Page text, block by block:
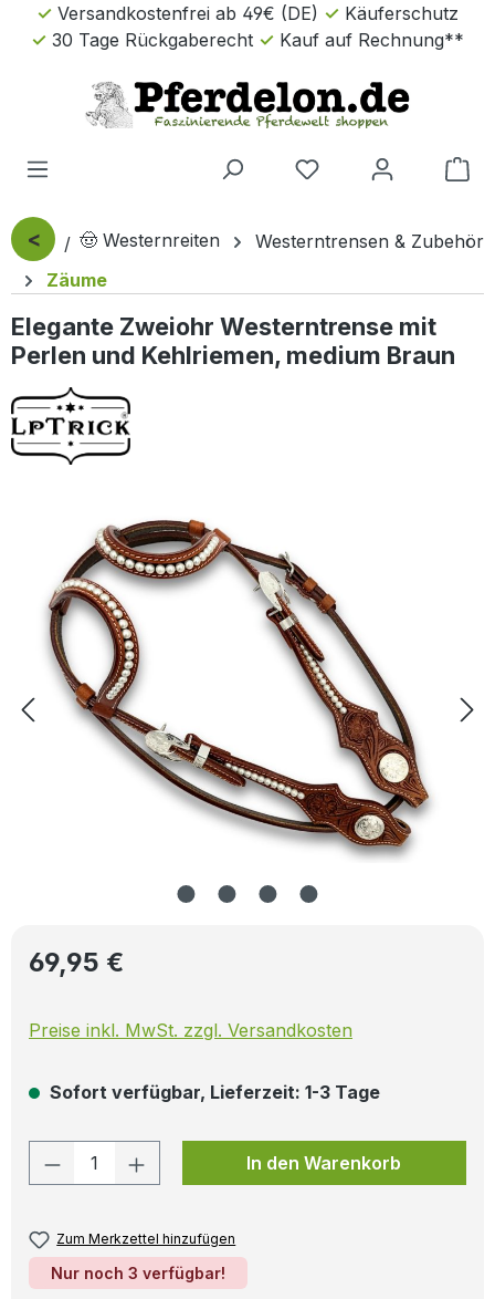
Zum Hauptinhalt springen
Versandkostenfrei ab 49€ (DE)
Käuferschutz
30 Tage Rückgaberecht
Kauf auf Rechnung**
< 🤠 Westernreiten
Westerntrensen & Zubehör
Zäume
Elegante Zweiohr Westerntrense mit
Perlen und Kehlriemen, medium Braun
Bildergalerie überspringen
Regulärer Preis:
69,95 €
Preise inkl. MwSt. zzgl. Versandkosten
Sofort verfügbar, Lieferzeit: 1-3 Tage
Produkt Anzahl: Gib den
In den Warenkorb
Zum Merkzettel hinzufügen
Nur noch 3 verfügbar!